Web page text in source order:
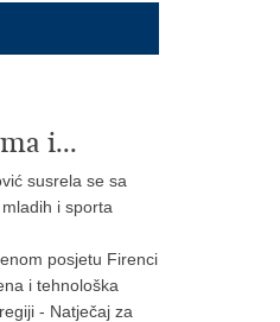
i...
susrela se sa
i sporta
posjetu Firenci
i tehnološka
- Natječaj za